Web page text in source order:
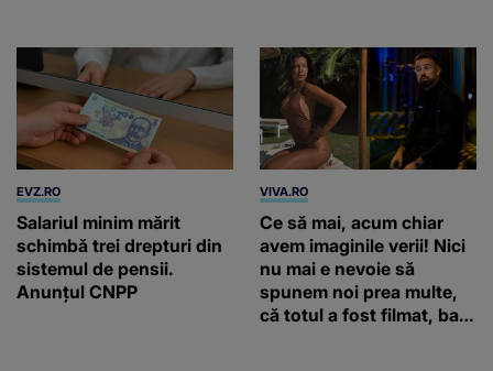
EVZ.RO
Salariul minim mărit
schimbă trei drepturi din
sistemul de pensii.
Anunțul CNPP
VIVA.RO
Ce să mai, acum chiar
avem imaginile verii! Nici
nu mai e nevoie să
spunem noi prea multe,
că totul a fost filmat, ba